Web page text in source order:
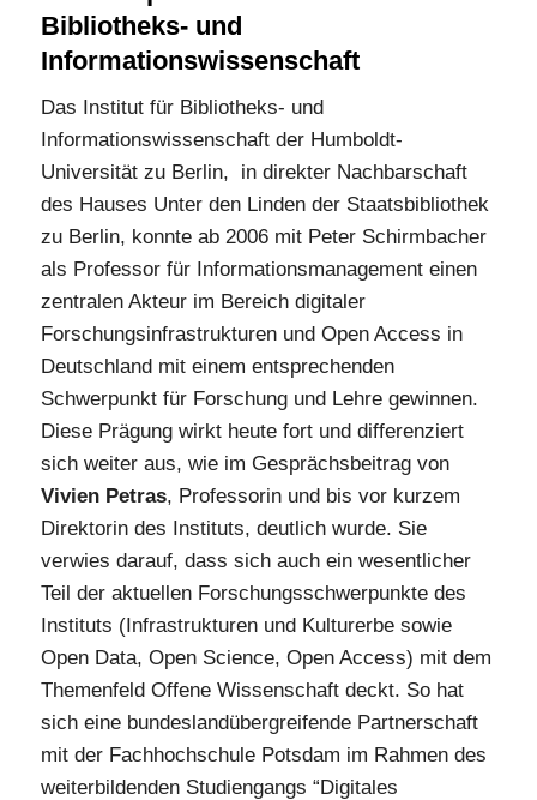
Bibliotheks- und
Informationswissenschaft
Das Institut für Bibliotheks- und
Informationswissenschaft der Humboldt-
Universität zu Berlin, in direkter Nachbarschaft
des Hauses Unter den Linden der Staatsbibliothek
zu Berlin, konnte ab 2006 mit Peter Schirmbacher
als Professor für Informationsmanagement einen
zentralen Akteur im Bereich digitaler
Forschungsinfrastrukturen und Open Access in
Deutschland mit einem entsprechenden
Schwerpunkt für Forschung und Lehre gewinnen.
Diese Prägung wirkt heute fort und differenziert
sich weiter aus, wie im Gesprächsbeitrag von
Vivien Petras, Professorin und bis vor kurzem
Direktorin des Instituts, deutlich wurde. Sie
verwies darauf, dass sich auch ein wesentlicher
Teil der aktuellen Forschungsschwerpunkte des
Instituts (Infrastrukturen und Kulturerbe sowie
Open Data, Open Science, Open Access) mit dem
Themenfeld Offene Wissenschaft deckt. So hat
sich eine bundeslandübergreifende Partnerschaft
mit der Fachhochschule Potsdam im Rahmen des
weiterbildenden Studiengangs “Digitales